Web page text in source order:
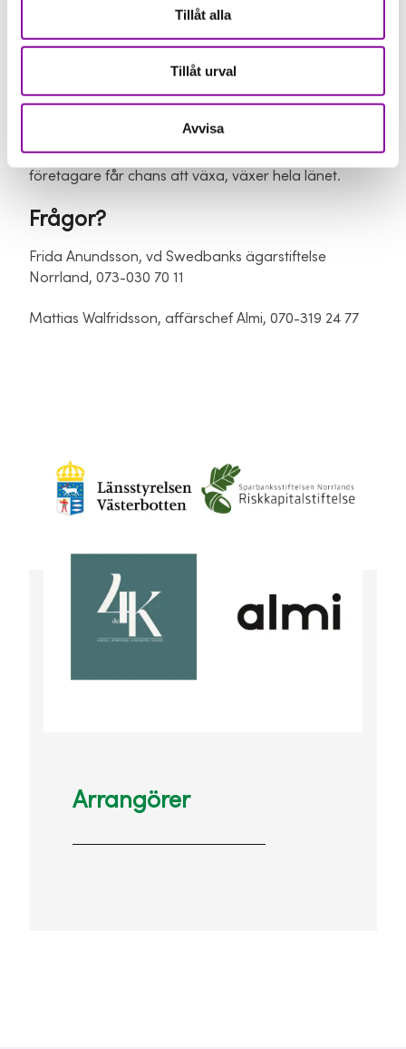
Tillåt alla
Tillåt urval
Avvisa
erbjuda ännu fler möjligheter för kvinnor som vill
De 4K bidrar också till Västerbottens långsiktiga
tillväxt och hållbara utveckling. Genom att stärka
vilket i sin tur skapar fler innovativa lösningar, fler
jobb och ett starkare lokalt samhälle. När fler
företagare får chans att växa, växer hela länet.
Frågor?
Frida Anundsson, vd Swedbanks ägarstiftelse
Norrland, 073-030 70 11
Mattias Walfridsson, affärschef Almi, 070-319 24 77
Arrangörer